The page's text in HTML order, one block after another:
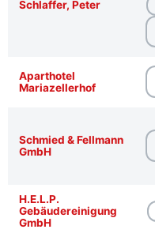
Schlaffer, Peter
Aparthotel
Mariazellerhof
Schmied & Fellmann
GmbH
H.E.L.P.
Gebäudereinigung
GmbH